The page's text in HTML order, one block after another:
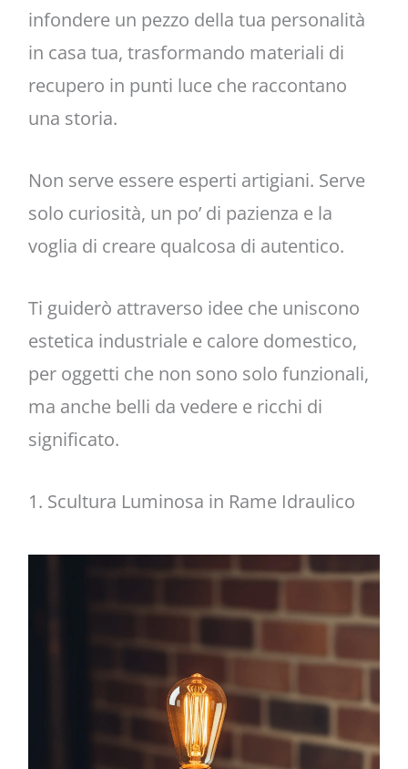
infondere un pezzo della tua personalità
in casa tua, trasformando materiali di
recupero in punti luce che raccontano
una storia.
Non serve essere esperti artigiani. Serve
solo curiosità, un po’ di pazienza e la
voglia di creare qualcosa di autentico.
Ti guiderò attraverso idee che uniscono
estetica industriale e calore domestico,
per oggetti che non sono solo funzionali,
ma anche belli da vedere e ricchi di
significato.
1. Scultura Luminosa in Rame Idraulico